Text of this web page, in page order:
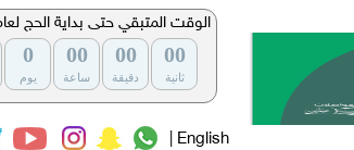
| English
الوقت المتبقي حتى بداية الحج لعام
0
يوم
00
ساعة
00
دقيقة
00
ثانية